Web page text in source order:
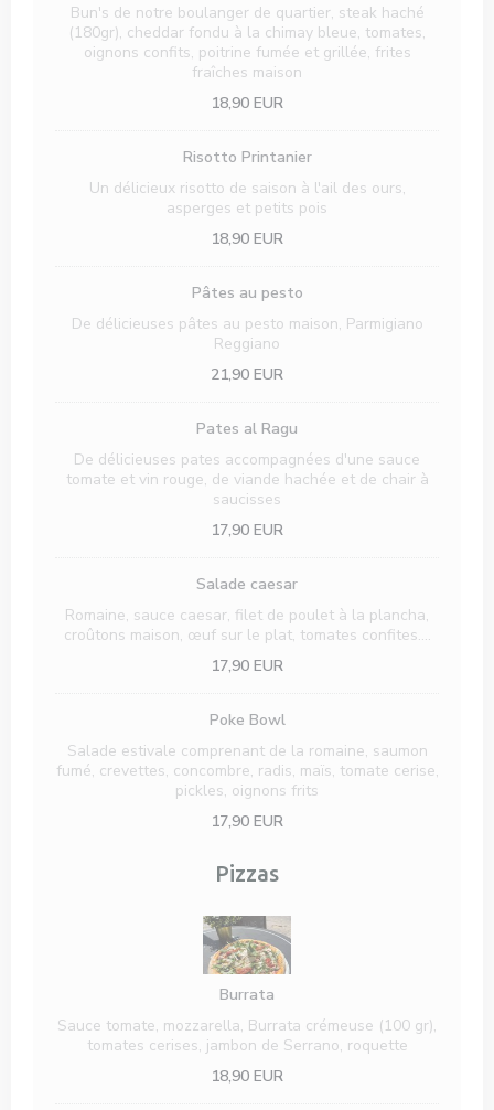
Bun's de notre boulanger de quartier, steak haché
(180gr), cheddar fondu à la chimay bleue, tomates,
oignons confits, poitrine fumée et grillée, frites
fraîches maison
18,90 EUR
Risotto Printanier
Un délicieux risotto de saison à l'ail des ours,
asperges et petits pois
18,90 EUR
Pâtes au pesto
De délicieuses pâtes au pesto maison, Parmigiano
Reggiano
21,90 EUR
Pates al Ragu
De délicieuses pates accompagnées d'une sauce
tomate et vin rouge, de viande hachée et de chair à
saucisses
17,90 EUR
Salade caesar
Romaine, sauce caesar, filet de poulet à la plancha,
croûtons maison, œuf sur le plat, tomates confites….
17,90 EUR
Poke Bowl
Salade estivale comprenant de la romaine, saumon
fumé, crevettes, concombre, radis, maïs, tomate cerise,
pickles, oignons frits
17,90 EUR
Pizzas
Burrata
Sauce tomate, mozzarella, Burrata crémeuse (100 gr),
tomates cerises, jambon de Serrano, roquette
18,90 EUR